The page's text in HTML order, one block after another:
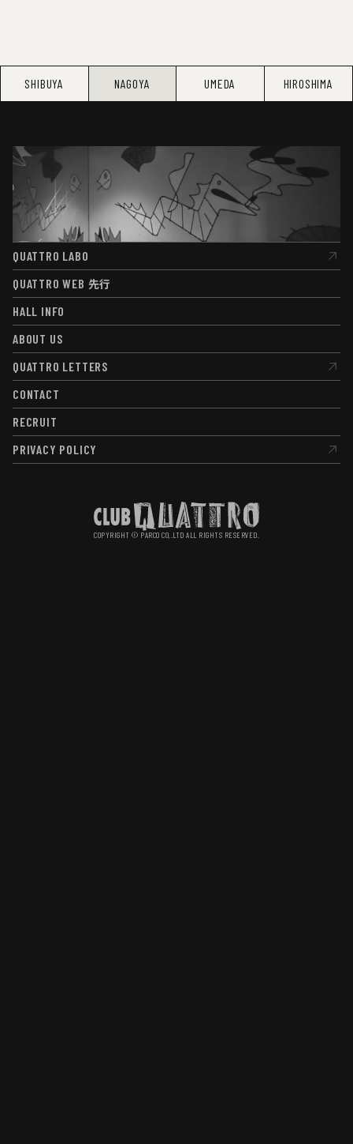
SHIBUYA NAGOYA UMEDA HIROSHIMA
QUATTRO LABO
QUATTRO LABO
QUATTRO WEB 先行
QUATTRO WEB先行
HALL INFO
HALL INFO
ABOUT US
ABOUT US
QUATTRO LETTERS
QUATTRO LETTERS
CONTACT
CONTACT
RECRUIT
RECRUIT
PRIVACY POLICY
PRIVACY POLICY
COPYRIGHT © PARCO CO,.LTD ALL RIGHTS RESERVED.